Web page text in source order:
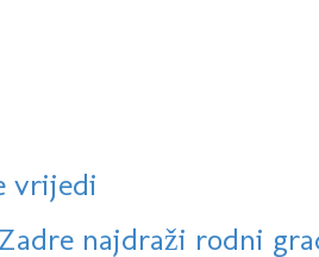
vrijedi
najdraži rodni